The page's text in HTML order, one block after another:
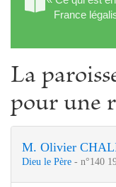
France
La
pour une
M. Olivier
Dieu le Père - n°140